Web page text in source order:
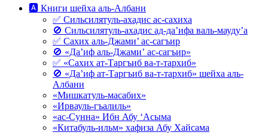
🅰 Книги шейха аль-Албани
✅ Сильсилятуль-ахадис ас-сахиха
🚫 Сильсилятуль-ахадис ад-да’ифа валь-мауду’а
✅ Сахих аль-Джами’ ас-сагъир
🚫 «Да’иф аль-Джами’ ас-сагъир»
✅ «Сахих ат-Таргъиб ва-т-тархиб»
🚫 «Да’иф ат-Таргъиб ва-т-тархиб» шейха аль-
Албани
«Мишкатуль-масабих»
«Ирвауль-гъалиль»
«ас-Сунна» Ибн Абу ‘Асыма
«Китабуль-ильм» хафиза Абу Хайсама